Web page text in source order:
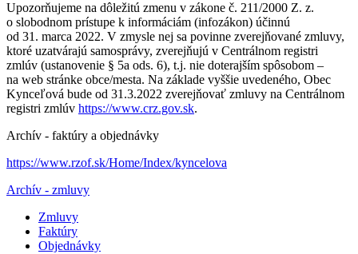
Upozorňujeme na dôležitú zmenu v zákone č. 211/2000 Z. z.
o slobodnom prístupe k informáciám (infozákon) účinnú
od 31. marca 2022. V zmysle nej sa povinne zverejňované zmluvy,
ktoré uzatvárajú samosprávy, zverejňujú v Centrálnom registri
zmlúv (ustanovenie § 5a ods. 6), t.j. nie doterajším spôsobom –
na web stránke obce/mesta. Na základe vyššie uvedeného, Obec
Kynceľová bude od 31.3.2022 zverejňovať zmluvy na Centrálnom
registri zmlúv https://www.crz.gov.sk.
Archív - faktúry a objednávky
https://www.rzof.sk/Home/Index/kyncelova
Archív - zmluvy
Zmluvy
Faktúry
Objednávky